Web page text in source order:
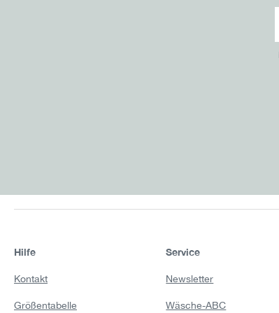
Hilfe
Kontakt
Größentabelle
Service
Newsletter
Wäsche-ABC